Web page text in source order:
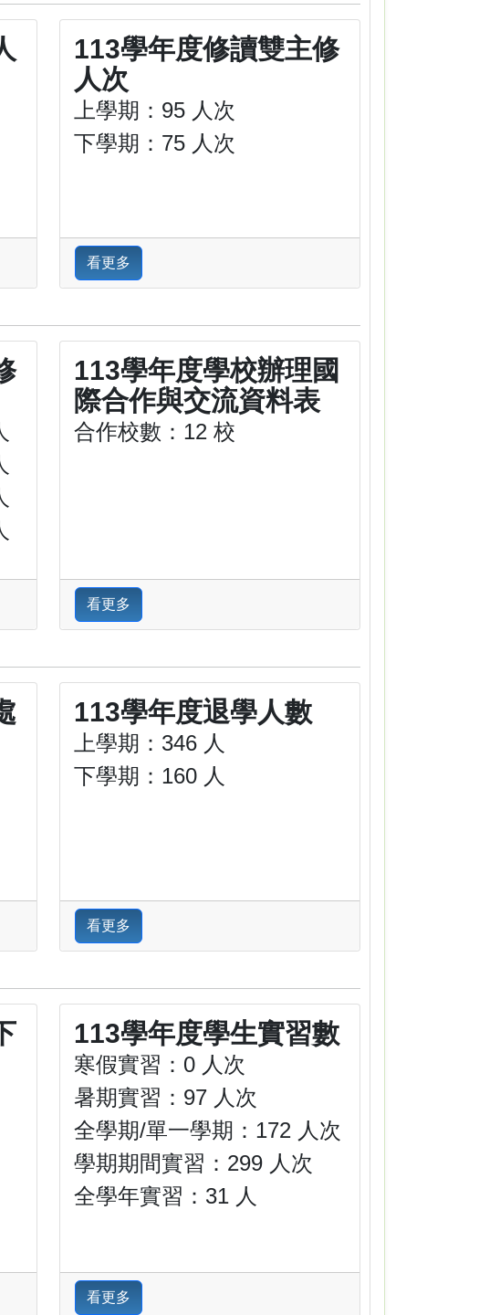
113學年度修讀雙主修
人次
上學期：95 人次
下學期：75 人次
看更多
113學年度學校辦理國
際合作與交流資料表
合作校數：12 校
看更多
113學年度退學人數
上學期：346 人
下學期：160 人
看更多
113學年度學生實習數
寒假實習：0 人次
暑期實習：97 人次
全學期/單一學期：172 人次
學期期間實習：299 人次
全學年實習：31 人
看更多